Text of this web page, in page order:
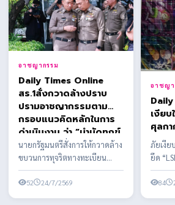
อาชญากรรม
Daily Times Online
สร.1สั่งกวาดล้างปราบ
ปรามอาชญากรรมตาม
กรอบแนวคิดหลักในการ
ดำเนินงาน ว่า “บำบัดทุกข์
บำรุงสุข พิทักษ์
สันติราษฎร์ พิฆาตยาเสพ
ติด พิชิตอันธพาล”
นายกรัฐมนตรีสั่งการให้กวาดล้าง
ขบวนการทุจริตทางทะเบียน
ราษฎร อย่างจริงจัง เด็ดขาด และ
เป็นระบบ ผบ.ตร. ...
52 24/7/2569
อาชญา
เงีย
ศุลก
แสต
ปกคร
เสพ
หลอน
ภัยเงีย
ยึด
ปกครอ
รูปแบบ
84